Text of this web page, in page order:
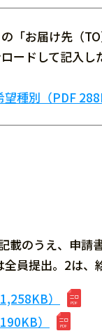
「お届け先（
ードして記入
種別（PDF
のうえ、申請
員提出。2は、
）
）